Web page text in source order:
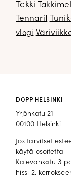
Takki
Tennarit
vlogi
DOPP HELSINKI
Yrjönkatu 21
00100 Helsinki
Jos tarvitset
käytä osoitetta
Kalevankatu 3
hissi 2.